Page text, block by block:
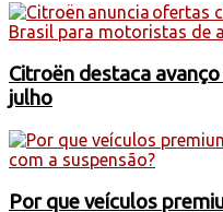
Citroën destaca
julho
Por que veículos